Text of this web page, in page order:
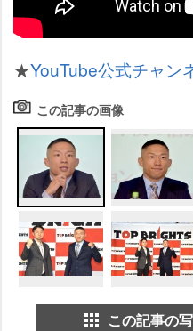
★YouTube公式チャン
この記事の画像
この記事の